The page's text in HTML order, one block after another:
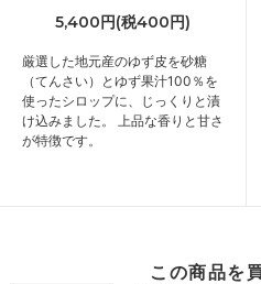
5,400円(税400円)
厳選した地元産のゆず皮を砂糖
（てんさい）とゆず果汁100％を
使ったシロップに、じっくりと漬
け込みました。 上品な香りと甘さ
が特徴です。
この商品を